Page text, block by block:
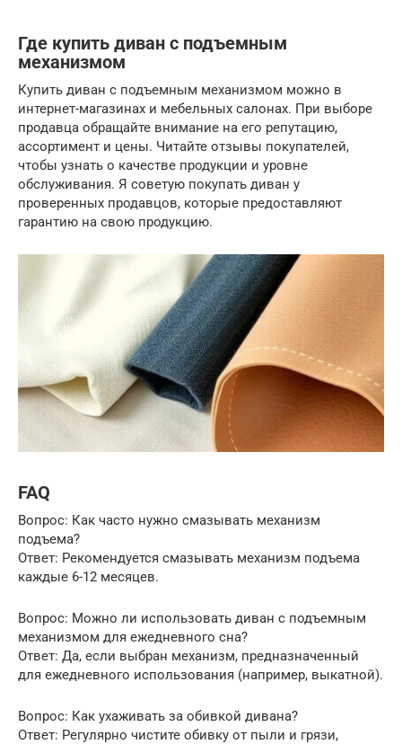
Где купить диван с подъемным
механизмом
Купить диван с подъемным механизмом можно в
интернет-магазинах и мебельных салонах. При выборе
продавца обращайте внимание на его репутацию,
ассортимент и цены. Читайте отзывы покупателей,
чтобы узнать о качестве продукции и уровне
обслуживания. Я советую покупать диван у
проверенных продавцов, которые предоставляют
гарантию на свою продукцию.
FAQ
Вопрос: Как часто нужно смазывать механизм
подъема?
Ответ: Рекомендуется смазывать механизм подъема
каждые 6-12 месяцев.
Вопрос: Можно ли использовать диван с подъемным
механизмом для ежедневного сна?
Ответ: Да, если выбран механизм, предназначенный
для ежедневного использования (например, выкатной).
Вопрос: Как ухаживать за обивкой дивана?
Ответ: Регулярно чистите обивку от пыли и грязи,